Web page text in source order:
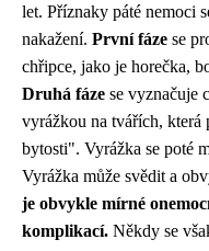
let. Příznaky páté nemoci
nakažení. První fáze se
chřipce, jako je horečka,
Druhá fáze se vyznačuje
vyrážkou na tvářích,
bytosti". Vyrážka se poté
Vyrážka může svědit a
je obvykle mírné
komplikací. Někdy se